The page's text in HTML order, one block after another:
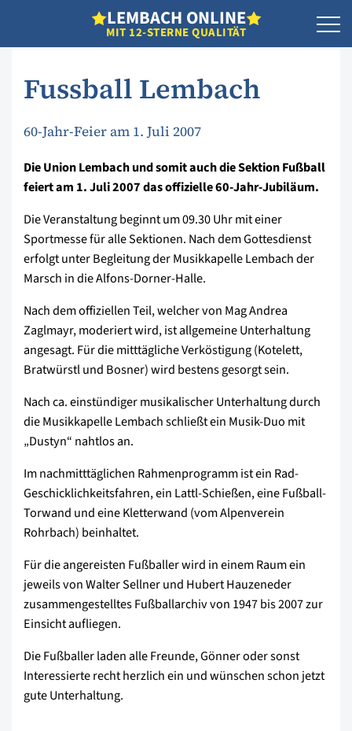
LEMBACH ONLINE
MIT 12-STERNE QUALITÄT
Fussball Lembach
60-Jahr-Feier am 1. Juli 2007
Die Union Lembach und somit auch die Sektion Fußball
feiert am 1. Juli 2007 das offizielle 60-Jahr-Jubiläum.
Die Veranstaltung beginnt um 09.30 Uhr mit einer
Sportmesse für alle Sektionen. Nach dem Gottesdienst
erfolgt unter Begleitung der Musikkapelle Lembach der
Marsch in die Alfons-Dorner-Halle.
Nach dem offiziellen Teil, welcher von Mag Andrea
Zaglmayr, moderiert wird, ist allgemeine Unterhaltung
angesagt. Für die mitttägliche Verköstigung (Kotelett,
Bratwürstl und Bosner) wird bestens gesorgt sein.
Nach ca. einstündiger musikalischer Unterhaltung durch
die Musikkapelle Lembach schließt ein Musik-Duo mit
„Dustyn“ nahtlos an.
Im nachmitttäglichen Rahmenprogramm ist ein Rad-
Geschicklichkeitsfahren, ein Lattl-Schießen, eine Fußball-
Torwand und eine Kletterwand (vom Alpenverein
Rohrbach) beinhaltet.
Für die angereisten Fußballer wird in einem Raum ein
jeweils von Walter Sellner und Hubert Hauzeneder
zusammengestelltes Fußballarchiv von 1947 bis 2007 zur
Einsicht aufliegen.
Die Fußballer laden alle Freunde, Gönner oder sonst
Interessierte recht herzlich ein und wünschen schon jetzt
gute Unterhaltung.